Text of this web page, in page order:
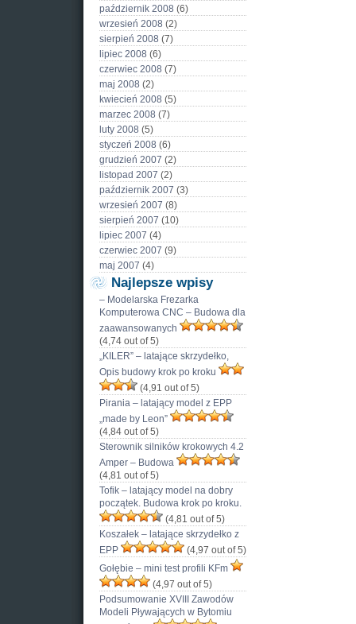
październik 2008 (6)
wrzesień 2008 (2)
sierpień 2008 (7)
lipiec 2008 (6)
czerwiec 2008 (7)
maj 2008 (2)
kwiecień 2008 (5)
marzec 2008 (7)
luty 2008 (5)
styczeń 2008 (6)
grudzień 2007 (2)
listopad 2007 (2)
październik 2007 (3)
wrzesień 2007 (8)
sierpień 2007 (10)
lipiec 2007 (4)
czerwiec 2007 (9)
maj 2007 (4)
Najlepsze wpisy
– Modelarska Frezarka
Komputerowa CNC – Budowa dla
zaawansowanych
(4,74 out of 5)
„KILER” – latające skrzydełko,
Opis budowy krok po kroku
(4,91 out of 5)
Pirania – latający model z EPP
„made by Leon”
(4,84 out of 5)
Sterownik silników krokowych 4.2
Amper – Budowa
(4,81 out of 5)
Tofik – latający model na dobry
początek. Budowa krok po kroku.
(4,81 out of 5)
Koszałek – latające skrzydełko z
EPP
(4,97 out of 5)
Gołębie – mini test profili KFm
(4,97 out of 5)
Podsumowanie XVIII Zawodów
Modeli Pływających w Bytomiu